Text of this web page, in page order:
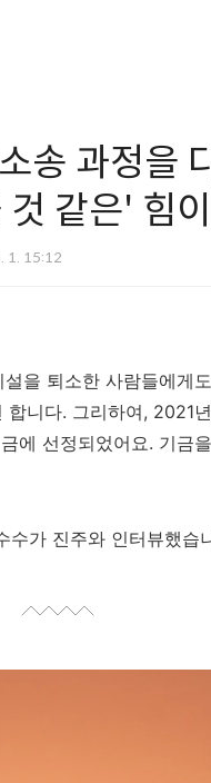
송 과정을
같은' 힘
1. 15:12
을 퇴소한 사람들에게
니다. 그리하여, 2021
에 선정되었어요. 기금
수가 진주와 인터뷰했습